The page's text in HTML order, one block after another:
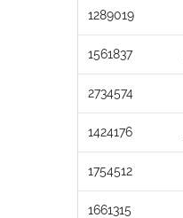
1289019
1561837
2734574
1424176
1754512
1661315